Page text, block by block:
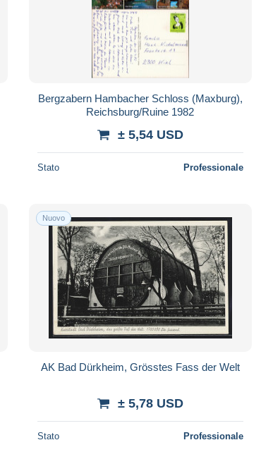
Bergzabern Hambacher Schloss (Maxburg),
Reichsburg/Ruine 1982
± 5,54 USD
Stato Professionale
Nuovo
AK Bad Dürkheim, Grösstes Fass der Welt
± 5,78 USD
Stato Professionale